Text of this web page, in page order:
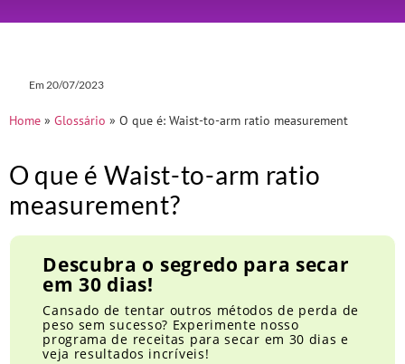
Em 20/07/2023
Home » Glossário » O que é: Waist-to-arm ratio measurement
O que é Waist-to-arm ratio
measurement?
Descubra o segredo para secar
em 30 dias!
Cansado de tentar outros métodos de perda de
peso sem sucesso? Experimente nosso
programa de receitas para secar em 30 dias e
veja resultados incríveis!